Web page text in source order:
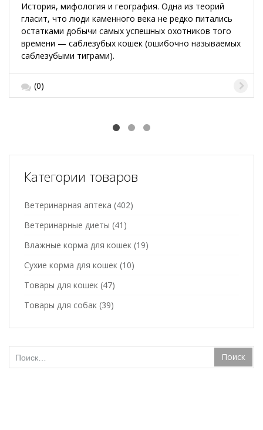
История, мифология и география. Одна из теорий
гласит, что люди каменного века не редко питались
остатками добычи самых успешных охотников того
времени — саблезубых кошек (ошибочно называемых
саблезубыми тиграми).
(0)
Категории товаров
Ветеринарная аптека (402)
Ветеринарные диеты (41)
Влажные корма для кошек (19)
Сухие корма для кошек (10)
Товары для кошек (47)
Товары для собак (39)